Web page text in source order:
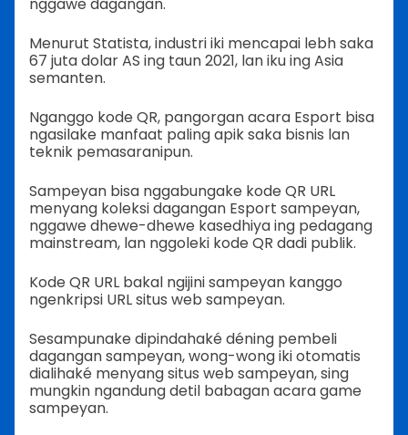
Menurut Statista, industri iki mencapai lebh saka
67 juta dolar AS ing taun 2021, lan iku ing Asia
semanten.
Nganggo kode QR, pangorgan acara Esport bisa
ngasilake manfaat paling apik saka bisnis lan
teknik pemasaranipun.
Sampeyan bisa nggabungake kode QR URL
menyang koleksi dagangan Esport sampeyan,
nggawe dhewe-dhewe kasedhiya ing pedagang
mainstream, lan nggoleki kode QR dadi publik.
Kode QR URL bakal ngijini sampeyan kanggo
ngenkripsi URL situs web sampeyan.
Sesampunake dipindahaké déning pembeli
dagangan sampeyan, wong-wong iki otomatis
dialihaké menyang situs web sampeyan, sing
mungkin ngandung detil babagan acara game
sampeyan.